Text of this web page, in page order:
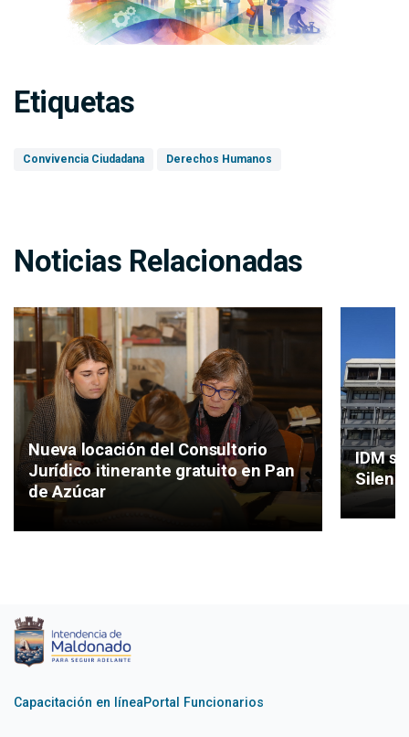
Etiquetas
Convivencia Ciudadana Derechos Humanos
Noticias Relacionadas
Nueva locación del Consultorio
Jurídico itinerante gratuito en Pan
de Azúcar
IDM
Capacitación en líneaPortal Funcionarios